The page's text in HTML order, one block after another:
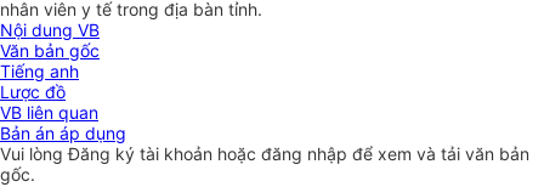
nhân viên y tế trong địa bàn tỉnh.
Nội dung VB
Văn bản gốc
Tiếng anh
Lược đồ
VB liên quan
Bản án áp dụng
Vui lòngĐăng ký tài khoản hoặc đăng nhập để xem và tải văn bản
gốc.